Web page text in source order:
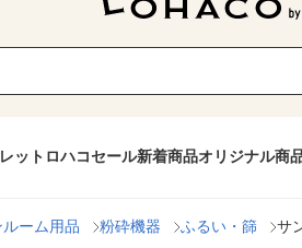
ット ロハコセール新着商品オリジナル商
ーム用品 粉砕機器 ふるい・篩 サ